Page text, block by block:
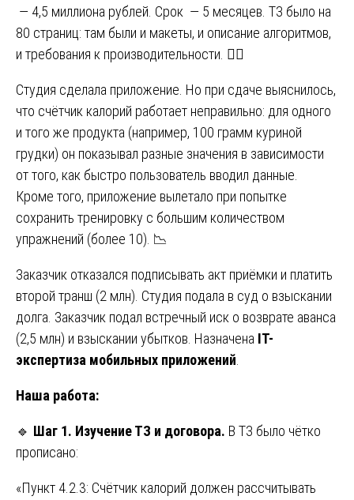
— 4,5 миллиона рублей. Срок — 5 месяцев. ТЗ было на
80 страниц: там были и макеты, и описание алгоритмов,
и требования к производительности. 🏃‍♀️
Студия сделала приложение. Но при сдаче выяснилось,
что счётчик калорий работает неправильно: для одного
и того же продукта (например, 100 грамм куриной
грудки) он показывал разные значения в зависимости
от того, как быстро пользователь вводил данные.
Кроме того, приложение вылетало при попытке
сохранить тренировку с большим количеством
упражнений (более 10). 📉
Заказчик отказался подписывать акт приёмки и платить
второй транш (2 млн). Студия подала в суд о взыскании
долга. Заказчик подал встречный иск о возврате аванса
(2,5 млн) и взыскании убытков. Назначена IT-
экспертиза мобильных приложений.
Наша работа:
🔹 Шаг 1. Изучение ТЗ и договора. В ТЗ было чётко
прописано:
«Пункт 4.2.3: Счётчик калорий должен рассчитывать